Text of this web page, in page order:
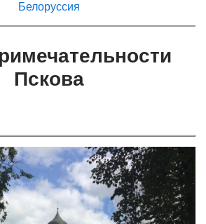
Белоруссия
Пскова